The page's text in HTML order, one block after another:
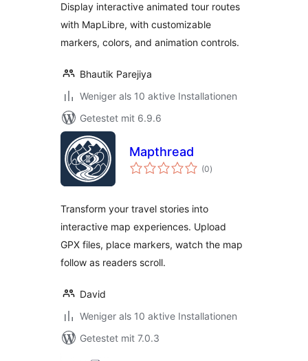
Display interactive animated tour routes
with MapLibre, with customizable
markers, colors, and animation controls.
Bhautik Parejiya
Weniger als 10 aktive Installationen
Getestet mit 6.9.6
Mapthread
(0Bewertungen
gesamt
)
Transform your travel stories into
interactive map experiences. Upload
GPX files, place markers, watch the map
follow as readers scroll.
David
Weniger als 10 aktive Installationen
Getestet mit 7.0.3